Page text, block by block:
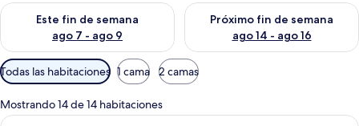
Este fin de semana
ago 7 - ago 9
Consulta la disponibilidad para este fin de semana ago 7 -
Próximo fin de semana
ago 14 - ago 16
Consulta la disponibilidad
Filtros
disponibles
para
las
Todas las habitaciones 1 cama 2 camas
Mostrando 14 de 14 habitaciones